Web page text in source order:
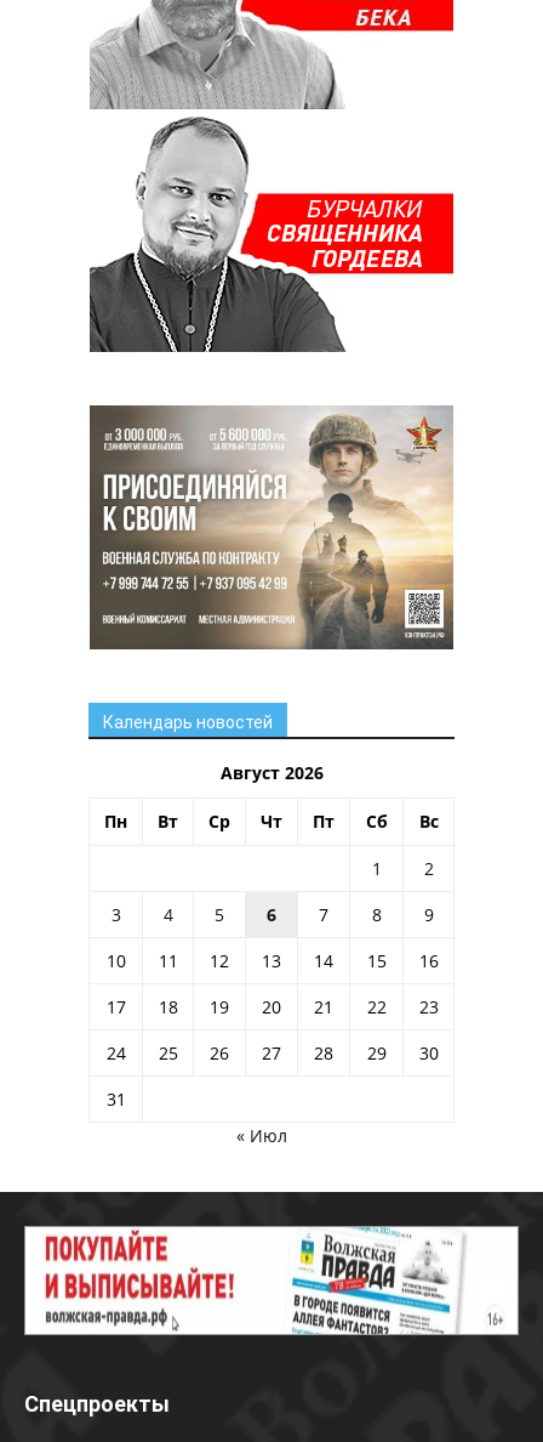
Календарь новостей
Август 2026
Пн Вт Ср Чт Пт Сб Вс
1
2
3
4 5 6 7 8
9
10
11 12 13 14 15
16
17
18 19 20 21 22
23
24
25 26 27 28 29
30
31
« Июл
Спецпроекты